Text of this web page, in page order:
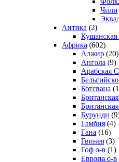
Чили
Антика (2)
Африка (602)
Алжир (20)
Ангола (9)
Арабская
Ботсвана
Бурунди
Гамбия (4)
Гана (16)
Гвинея (3)
Гоф о-в (1)
Европа о-в